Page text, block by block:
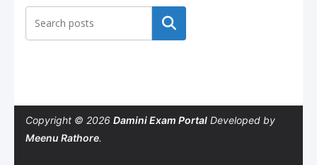
Search
Copyright © 2026 Damini Exam Portal Developed by
Meenu Rathore.